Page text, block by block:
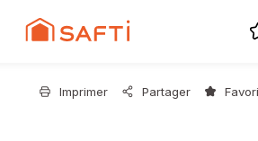
Imprimer Partager